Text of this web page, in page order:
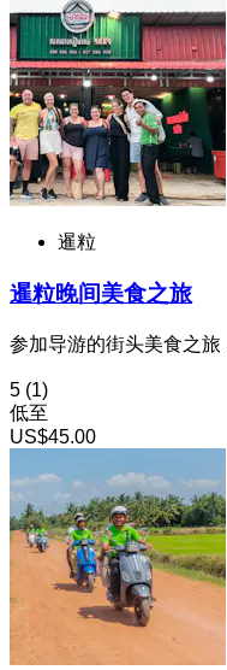
暹粒
暹粒晚间美食之旅
参加导游的街头美食之
5 (1)
低至
US$45.00